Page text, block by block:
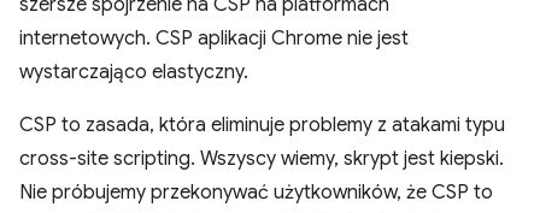
szersze spojrzenie na CSP na platformach
internetowych. CSP aplikacji Chrome nie jest
wystarczająco elastyczny.
CSP to zasada, która eliminuje problemy z atakami typu
cross-site scripting. Wszyscy wiemy, skrypt jest kiepski.
Nie próbujemy przekonywać użytkowników, że CSP to